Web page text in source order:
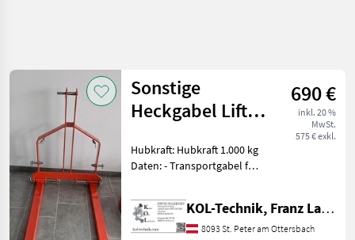
Sonstige
Heckgabel Lift
690 €
inkl. 20 %
MwSt.
575 € exkl.
Hubkraft: Hubkraft 1.000 kg
Daten: - Transportgabel für
Geeignet für kleine und
mittelgroße Traktoren -
Dreipunkt-Anbau: Kategorie
KOL-Technik, Franz Lampl-Küssner
8093 St. Peter am Ottersbach